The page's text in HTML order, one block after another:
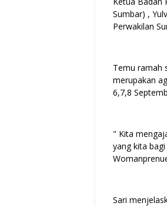
Sumbar) ,
Perwakilan
Temu ramah
merupakan
6,7,8
" Kita
yang kita
Sari